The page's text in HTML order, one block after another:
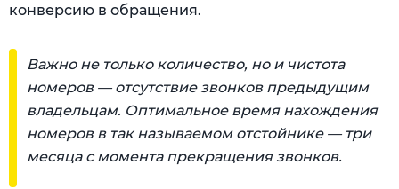
конверсию в обращения.
Важно не только количество, но и чистота
номеров — отсутствие звонков предыдущим
владельцам. Оптимальное время нахождения
номеров в так называемом отстойнике — три
месяца с момента прекращения звонков.